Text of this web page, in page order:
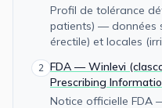
Profil de tolérance
patients) — données
érectile) et locales
2 FDA — Winlevi
Prescribing
Notice officielle FDA